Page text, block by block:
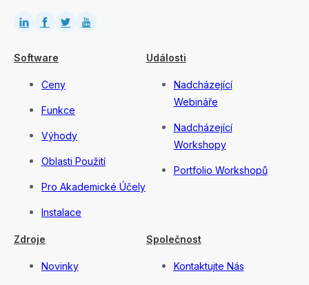
Software
Ceny
Funkce
Výhody
Oblasti Použití
Pro Akademické Účely
Instalace
Události
Nadcházející
Webináře
Nadcházející
Workshopy
Portfolio Workshopů
Zdroje
Novinky
Společnost
Kontaktujte Nás